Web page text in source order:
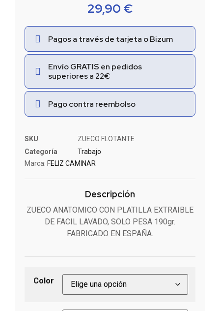
29,90 €
Pagos a través de tarjeta o Bizum
Envío GRATIS en pedidos
superiores a 22€
Pago contra reembolso
SKU
ZUECO FLOTANTE
Categoría
Trabajo
Marca: FELIZ CAMINAR
Descripción
ZUECO ANATOMICO CON PLATILLA EXTRAIBLE
DE FACIL LAVADO, SOLO PESA 190gr.
FABRICADO EN ESPAÑA.
Color